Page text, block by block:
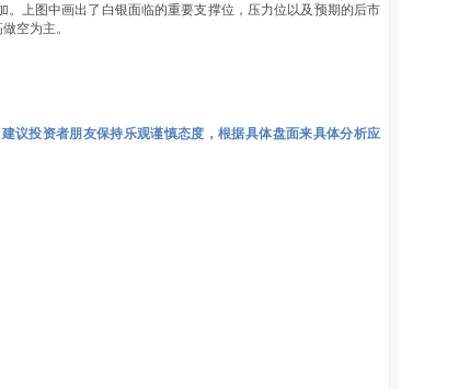
上图中画出了白银面临的重要支撑位，压力位以及预期的后市
空为主。
议投资者朋友保持乐观谨慎态度，根据具体盘面来具体分析应